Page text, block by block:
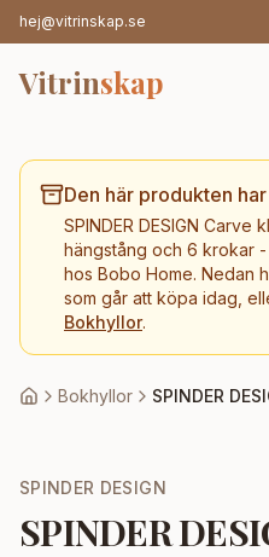
hej@vitrinskap.se
Vitrinskap
Den här produkten
SPINDER DESIGN Carve
hängstång och 6 krokar -
hos Bobo Home. Nedan
som går att köpa idag,
Bokhyllor.
Bokhyllor
SPINDER DESIGN
SPINDER